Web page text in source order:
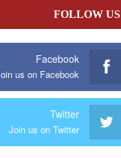
FOLLOW US
Facebook
us on Facebook
Twitter
Join us on Twitter